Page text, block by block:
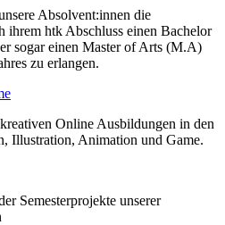
Absolvent:innen die
ihrem htk Abschluss einen Bachelor
sogar einen Master of Arts (M.A)
zu erlangen.
Online Ausbildungen in den
Illustration, Animation und Game.
Semesterprojekte unserer